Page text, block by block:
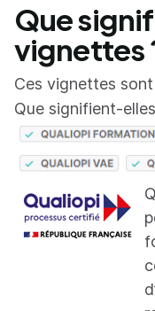
Que
vignettes
Ces vignettes
Que signifient-